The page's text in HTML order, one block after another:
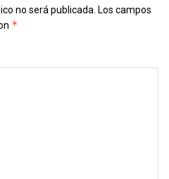
no será publicada. Los campos
*